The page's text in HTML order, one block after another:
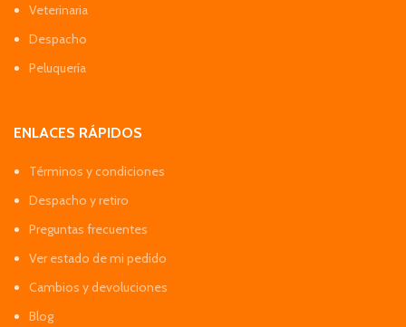
Veterinaria
Despacho
Peluquería
ENLACES RÁPIDOS
Términos y condiciones
Despacho y retiro
Preguntas frecuentes
Ver estado de mi pedido
Cambios y devoluciones
Blog